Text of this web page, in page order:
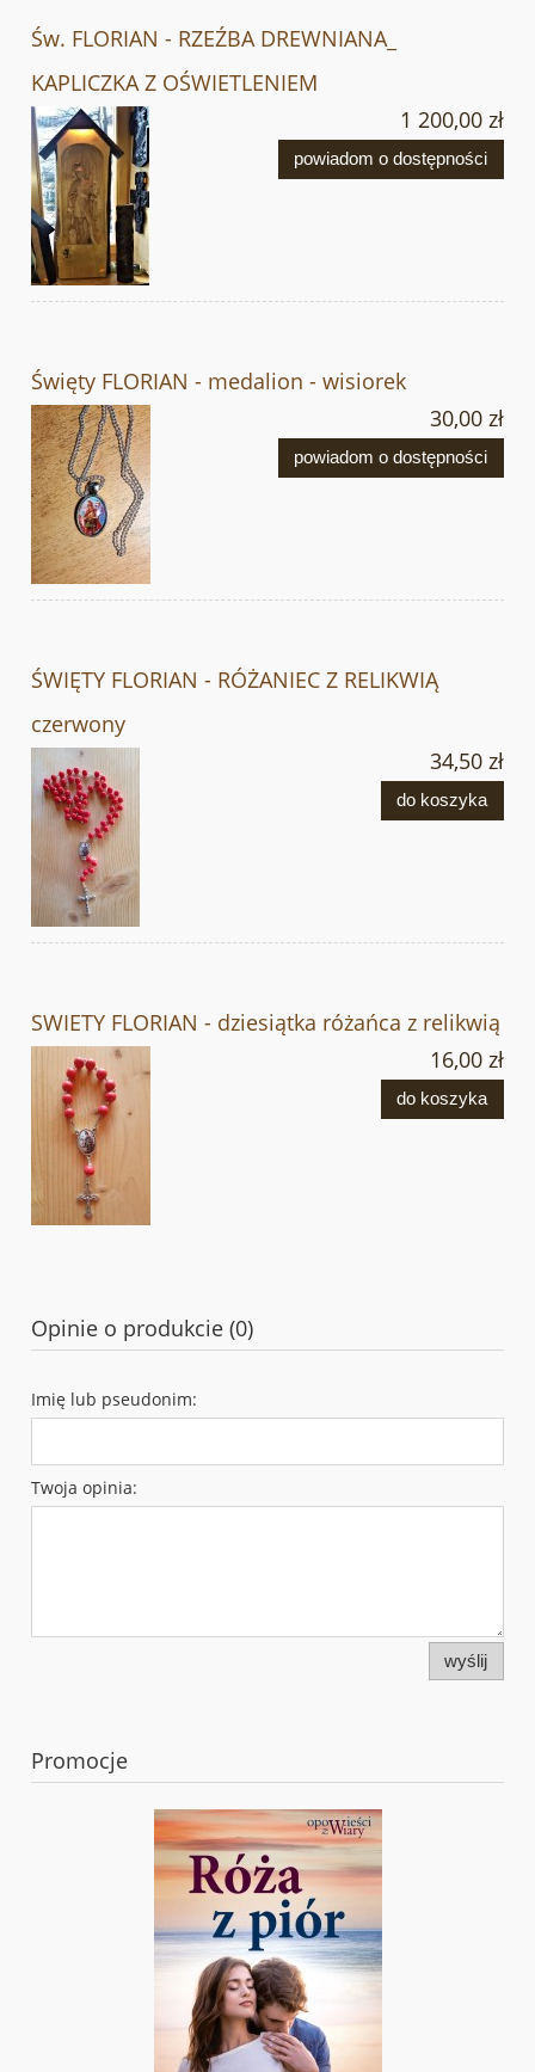
Św. FLORIAN - RZEŹBA DREWNIANA_
KAPLICZKA Z OŚWIETLENIEM
1 200,00 zł
powiadom o dostępności
Święty FLORIAN - medalion - wisiorek
30,00 zł
powiadom o dostępności
ŚWIĘTY FLORIAN - RÓŻANIEC Z RELIKWIĄ
czerwony
34,50 zł
do koszyka
SWIETY FLORIAN - dziesiątka różańca z relikwią
16,00 zł
do koszyka
Opinie o produkcie (0)
Imię lub pseudonim:
Twoja opinia:
wyślij
Promocje